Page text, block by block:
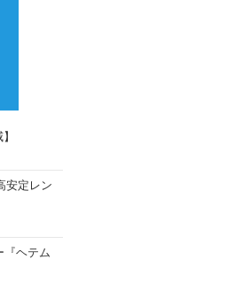
安定レン
『ヘテム